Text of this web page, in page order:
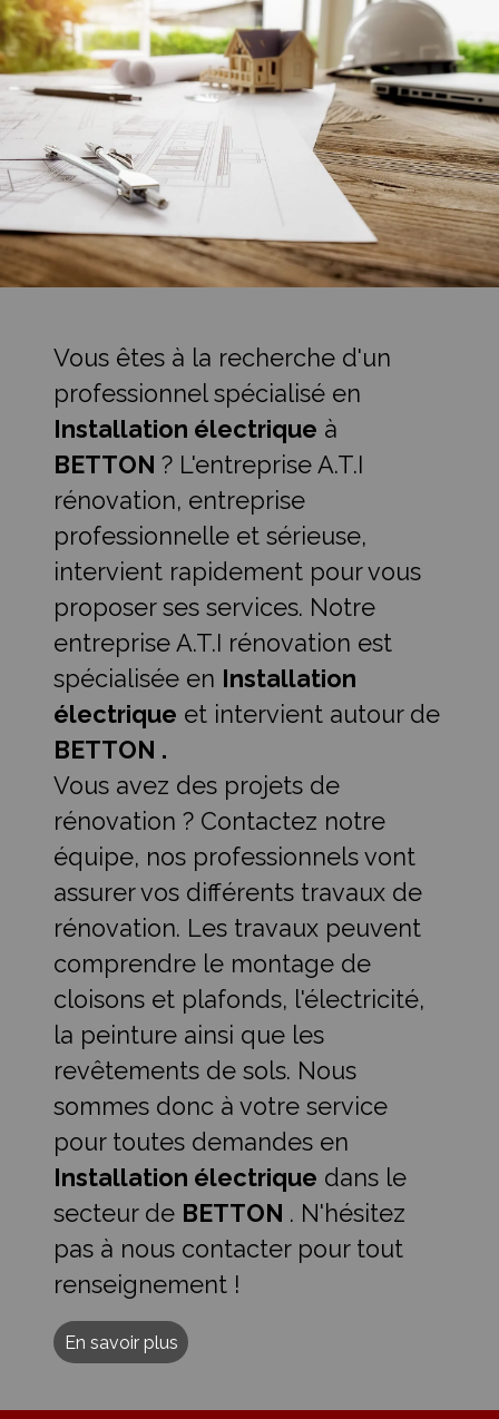
Vous êtes à la recherche d'un
professionnel spécialisé en
Installation électrique à
BETTON ? L'entreprise A.T.I
rénovation, entreprise
professionnelle et sérieuse,
intervient rapidement pour vous
proposer ses services. Notre
entreprise A.T.I rénovation est
spécialisée en Installation
électrique et intervient autour de
BETTON .
Vous avez des projets de
rénovation ? Contactez notre
équipe, nos professionnels vont
assurer vos différents travaux de
rénovation. Les travaux peuvent
comprendre le montage de
cloisons et plafonds, l'électricité,
la peinture ainsi que les
revêtements de sols. Nous
sommes donc à votre service
pour toutes demandes en
Installation électrique dans le
secteur de BETTON . N'hésitez
pas à nous contacter pour tout
renseignement !
En savoir plus